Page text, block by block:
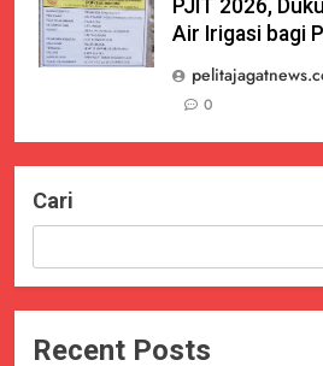
PJIT 2026,
Air Irigasi bagi
0
Cari
Recent Posts